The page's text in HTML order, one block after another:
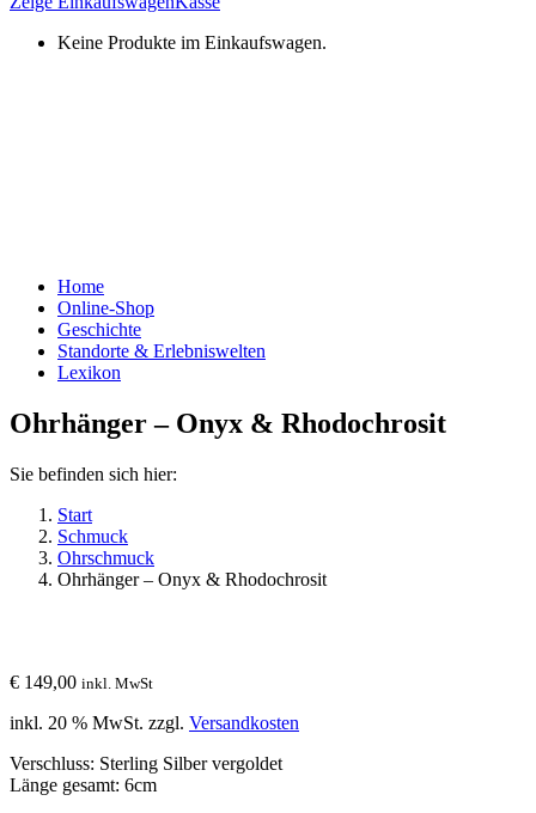
Keine Produkte im Einkaufswagen.
Home
Online-Shop
Geschichte
Standorte & Erlebniswelten
Lexikon
Ohrhänger – Onyx & Rhodochrosit
Sie befinden sich hier:
Start
Schmuck
Ohrschmuck
Ohrhänger – Onyx & Rhodochrosit
€ 149,00 inkl. MwSt
inkl. 20 % MwSt. zzgl. Versandkosten
Verschluss: Sterling Silber vergoldet
Länge gesamt: 6cm